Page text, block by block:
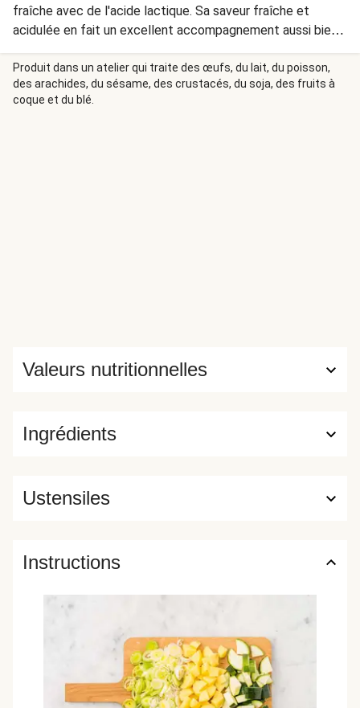
fraîche avec de l'acide lactique. Sa saveur fraîche et
acidulée en fait un excellent accompagnement aussi bien
pour les plats salés que sucrés.
Produit dans un atelier qui traite des œufs, du lait, du poisson,
des arachides, du sésame, des crustacés, du soja, des fruits à
coque et du blé.
Ingrédients
Valeurs nutritionnelles
Ustensiles
Instructions